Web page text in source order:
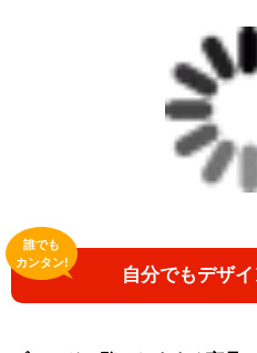
自分でもデザ
誰でも
カンタン!